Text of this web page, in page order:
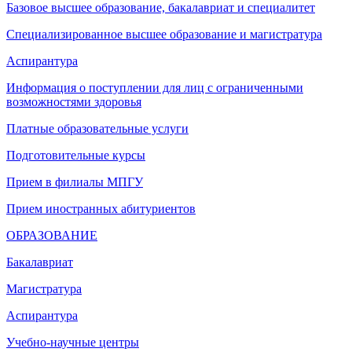
Базовое высшее образование, бакалавриат и специалитет
Специализированное высшее образование и магистратура
Аспирантура
Информация о поступлении для лиц с ограниченными
возможностями здоровья
Платные образовательные услуги
Подготовительные курсы
Прием в филиалы МПГУ
Прием иностранных абитуриентов
ОБРАЗОВАНИЕ
Бакалавриат
Магистратура
Аспирантура
Учебно-научные центры